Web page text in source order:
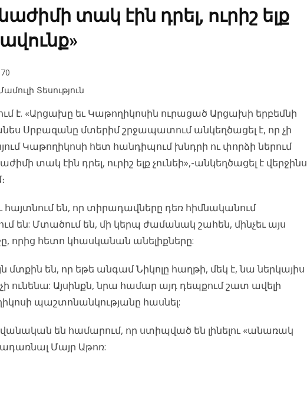
տակ էին դրել, ուրիշ ելք
Տեսություն
է. «Արցախը եւ Կաթողիկոսին ուրացած Արցախի երբեմնի
Սրբազանը մտերիմ շրջապատում անկեղծացել է, որ չի
Կաթողիկոսի հետ հանդիպում խնդրի ու փորձի ներում
տակ էին դրել, ուրիշ ելք չունեի»,-անկեղծացել է վերջինս
հայտնում են, որ տիրադավները դեռ հիմնականում
են: Մտածում են, մի կերպ ժամանակ շահեն, մինչեւ այս
որից հետո կհասկանան անելիքները:
մտքին են, որ եթե անգամ Նիկոլը հաղթի, մեկ է, նա ներկայիս
չի ունենա: Այսինքն, նրա համար այդ դեպքում շատ ավելի
պաշտոնանկությանը հասնել:
են համարում, որ ստիպված են լինելու «անառակ
Մայր Աթոռ: